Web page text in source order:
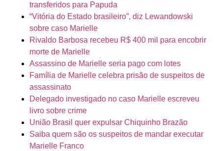
transferidos para Papuda
“Vitória do Estado brasileiro”, diz Lewandowski
sobre caso Marielle
Rivaldo Barbosa recebeu R$ 400 mil para encobrir
morte de Marielle
Assassino de Marielle seria pago com lotes
Família de Marielle celebra prisão de suspeitos de
assassinato
Delegado investigado no caso Marielle escreveu
livro sobre crime
União Brasil quer expulsar Chiquinho Brazão
Saiba quem são os suspeitos de mandar executar
Marielle Franco